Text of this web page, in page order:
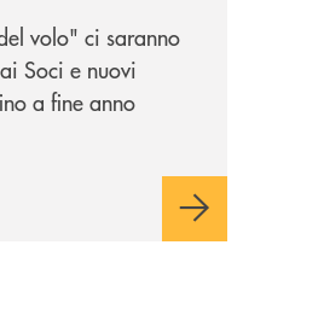
volo" ci saranno
Soci e nuovi
a fine anno